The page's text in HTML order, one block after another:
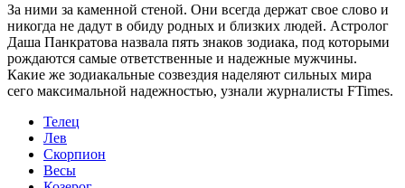
За ними за каменной стеной. Они всегда держат свое слово и
никогда не дадут в обиду родных и близких людей. Астролог
Даша Панкратова назвала пять знаков зодиака, под которыми
рождаются самые ответственные и надежные мужчины.
Какие же зодиакальные созвездия наделяют сильных мира
сего максимальной надежностью, узнали журналисты FTimes.
Телец
Лев
Скорпион
Весы